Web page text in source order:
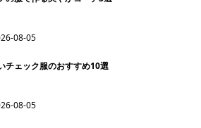
08-05
チェック服のおすすめ10選
08-05